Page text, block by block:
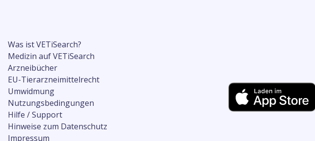
Was ist VETiSearch?
Medizin auf VETiSearch
Arzneibücher
EU-Tierarzneimittelrecht
Umwidmung
Nutzungsbedingungen
Hilfe / Support
Hinweise zum Datenschutz
Impressum